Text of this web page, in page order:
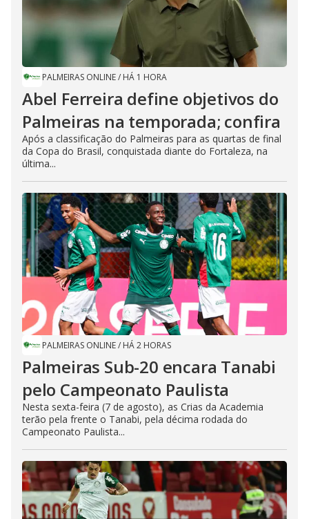
PALMEIRAS ONLINE/ HÁ 1 HORA
Abel Ferreira define objetivos do
Palmeiras na temporada; confira
Após a classificação do Palmeiras para as quartas de final
da Copa do Brasil, conquistada diante do Fortaleza, na
última...
PALMEIRAS ONLINE/ HÁ 2 HORAS
Palmeiras Sub-20 encara Tanabi
pelo Campeonato Paulista
Nesta sexta-feira (7 de agosto), as Crias da Academia
terão pela frente o Tanabi, pela décima rodada do
Campeonato Paulista...